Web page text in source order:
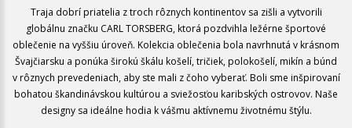
Traja dobrí priatelia z troch rôznych kontinentov sa zišli a vytvorili
globálnu značku CARL TORSBERG, ktorá pozdvihla ležérne športové
oblečenie na vyššiu úroveň. Kolekcia oblečenia bola navrhnutá v krásnom
Švajčiarsku a ponúka širokú škálu košelí, tričiek, polokošelí, mikín a búnd
v rôznych prevedeniach, aby ste mali z čoho vyberať. Boli sme inšpirovaní
bohatou škandinávskou kultúrou a sviežosťou karibských ostrovov. Naše
designy sa ideálne hodia k vášmu aktívnemu životnému štýlu.